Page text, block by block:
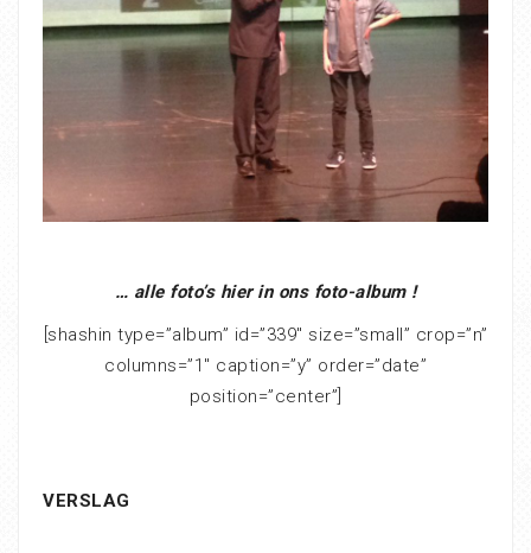
… alle foto’s hier in ons foto-album !
[shashin type=”album” id=”339″ size=”small” crop=”n”
columns=”1″ caption=”y” order=”date”
position=”center”]
VERSLAG